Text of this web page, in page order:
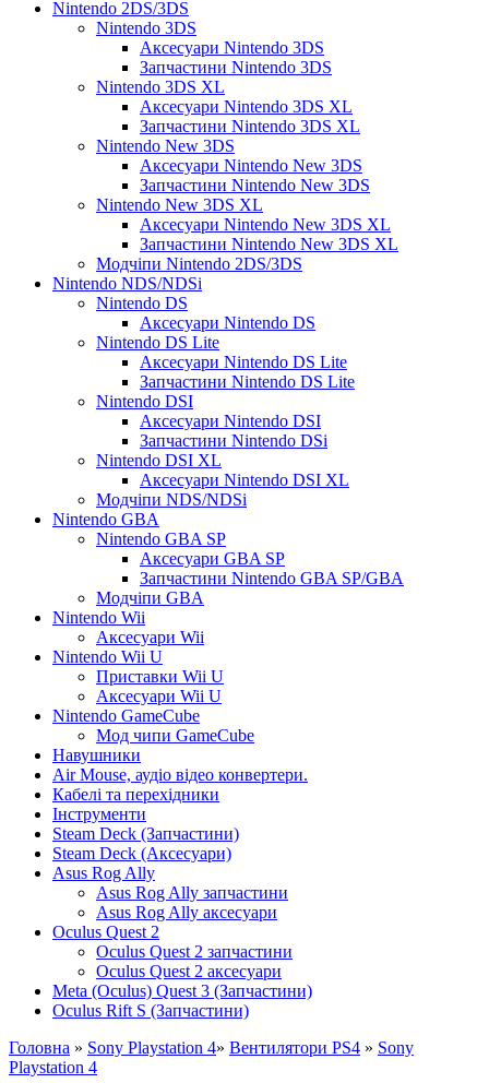
Nintendo 2DS/3DS
Nintendo 3DS
Аксесуари Nintendo 3DS
Запчастини Nintendo 3DS
Nintendo 3DS XL
Аксесуари Nintendo 3DS XL
Запчастини Nintendo 3DS XL
Nintendo New 3DS
Аксесуари Nintendo New 3DS
Запчастини Nintendo New 3DS
Nintendo New 3DS XL
Аксесуари Nintendo New 3DS XL
Запчастини Nintendo New 3DS XL
Модчіпи Nintendo 2DS/3DS
Nintendo NDS/NDSi
Nintendo DS
Аксесуари Nintendo DS
Nintendo DS Lite
Аксесуари Nintendo DS Lite
Запчастини Nintendo DS Lite
Nintendo DSI
Аксесуари Nintendo DSI
Запчастини Nintendo DSi
Nintendo DSI XL
Аксесуари Nintendo DSI XL
Модчіпи NDS/NDSi
Nintendo GBA
Nintendo GBA SP
Аксесуари GBA SP
Запчастини Nintendo GBA SP/GBA
Модчіпи GBA
Nintendo Wii
Аксесуари Wii
Nintendo Wii U
Приставки Wii U
Аксесуари Wii U
Nintendo GameCube
Мод чипи GameCube
Навушники
Air Mouse, аудіо відео конвертери.
Кабелі та перехідники
Інструменти
Steam Deck (Запчастини)
Steam Deck (Аксесуари)
Asus Rog Ally
Asus Rog Ally запчастини
Asus Rog Ally аксесуари
Oculus Quest 2
Oculus Quest 2 запчастини
Oculus Quest 2 аксесуари
Meta (Oculus) Quest 3 (Запчастини)
Oculus Rift S (Запчастини)
Головна » Sony Playstation 4» Вентилятори PS4 » Sony
Playstation 4